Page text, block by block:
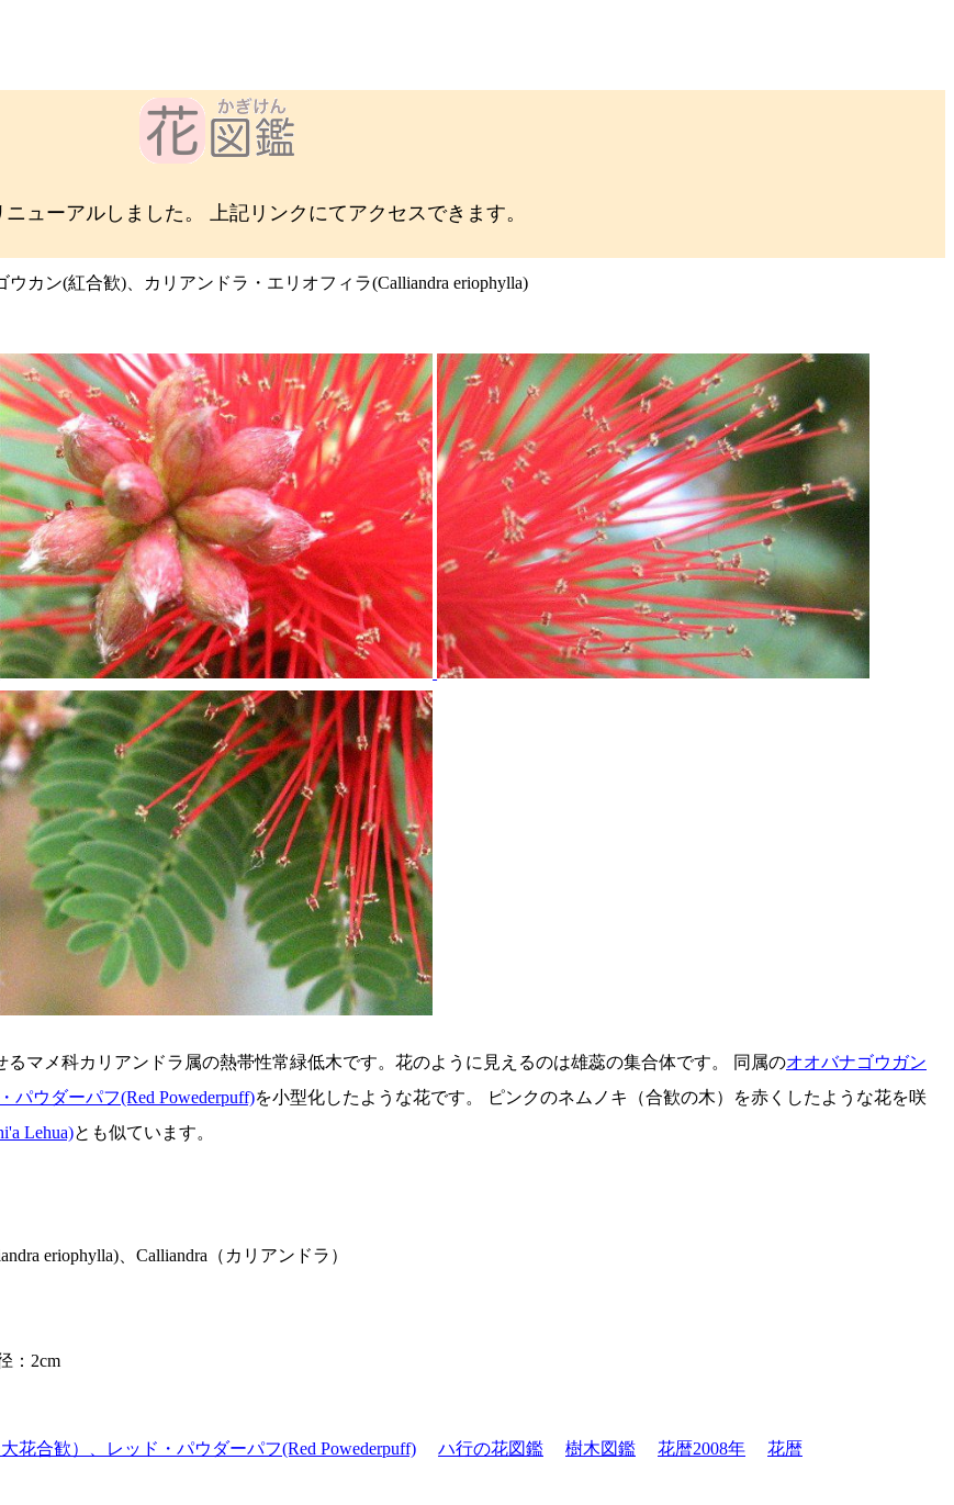
ューアルしました。 上記リンクにてアクセスできます。
ウカン(紅合歓)、カリアンドラ・エリオフィラ(Calliandra eriophylla)
マメ科カリアンドラ属の熱帯性常緑低木です。花のように見えるのは雄蕊の集合体です。 同属のオオバナゴウガン
パウダーパフ(Red Powederpuff)を小型化したような花です。 ピンクのネムノキ（合歓の木）を赤くしたような花を咲
Lehua)とも似ています。
eriophylla)、Calliandra（カリアンドラ）
：2cm
花合歓）、レッド・パウダーパフ(Red Powederpuff) ハ行の花図鑑 樹木図鑑 花暦2008年 花暦